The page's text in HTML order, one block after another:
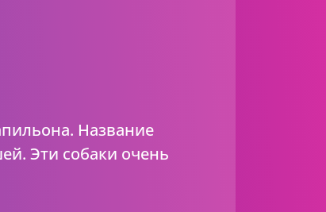
Название
Эти собаки очень